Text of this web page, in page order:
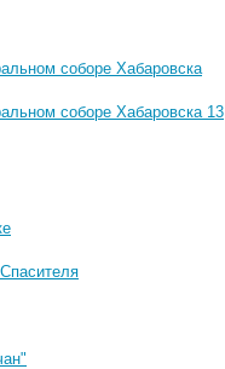
соборе Хабаровска
соборе Хабаровска 13